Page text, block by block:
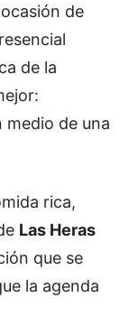
de
de la
de una
rica,
Las Heras
que se
la agenda